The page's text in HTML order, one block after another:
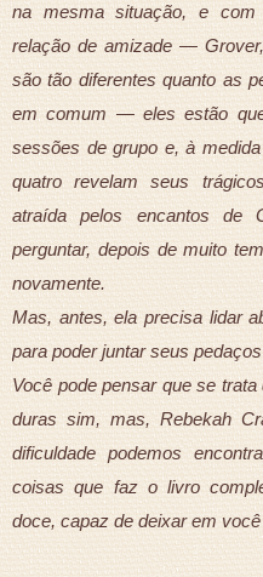
na mesma situação, e
relação de amizade —
são tão diferentes quanto as
em comum — eles estão
sessões de grupo e, à
quatro revelam seus
atraída pelos encantos de
perguntar, depois de muito
novamente.
Mas, antes, ela precisa lidar
para poder juntar seus
Você pode pensar que se
duras sim, mas, Rebekah
dificuldade podemos
coisas que faz o livro
doce, capaz de deixar em